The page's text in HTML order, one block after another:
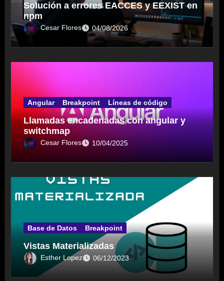
Solución a errores EACCES y EEXIST en
npm
Cesar Flores 04/08/2026
Angular Breakpoint Líneas de código
Llamadas encadenadas con angular y
switchmap
Cesar Flores 10/04/2025
Base de Datos Breakpoint
Vistas Materializadas
Esther Lopez 06/12/2023